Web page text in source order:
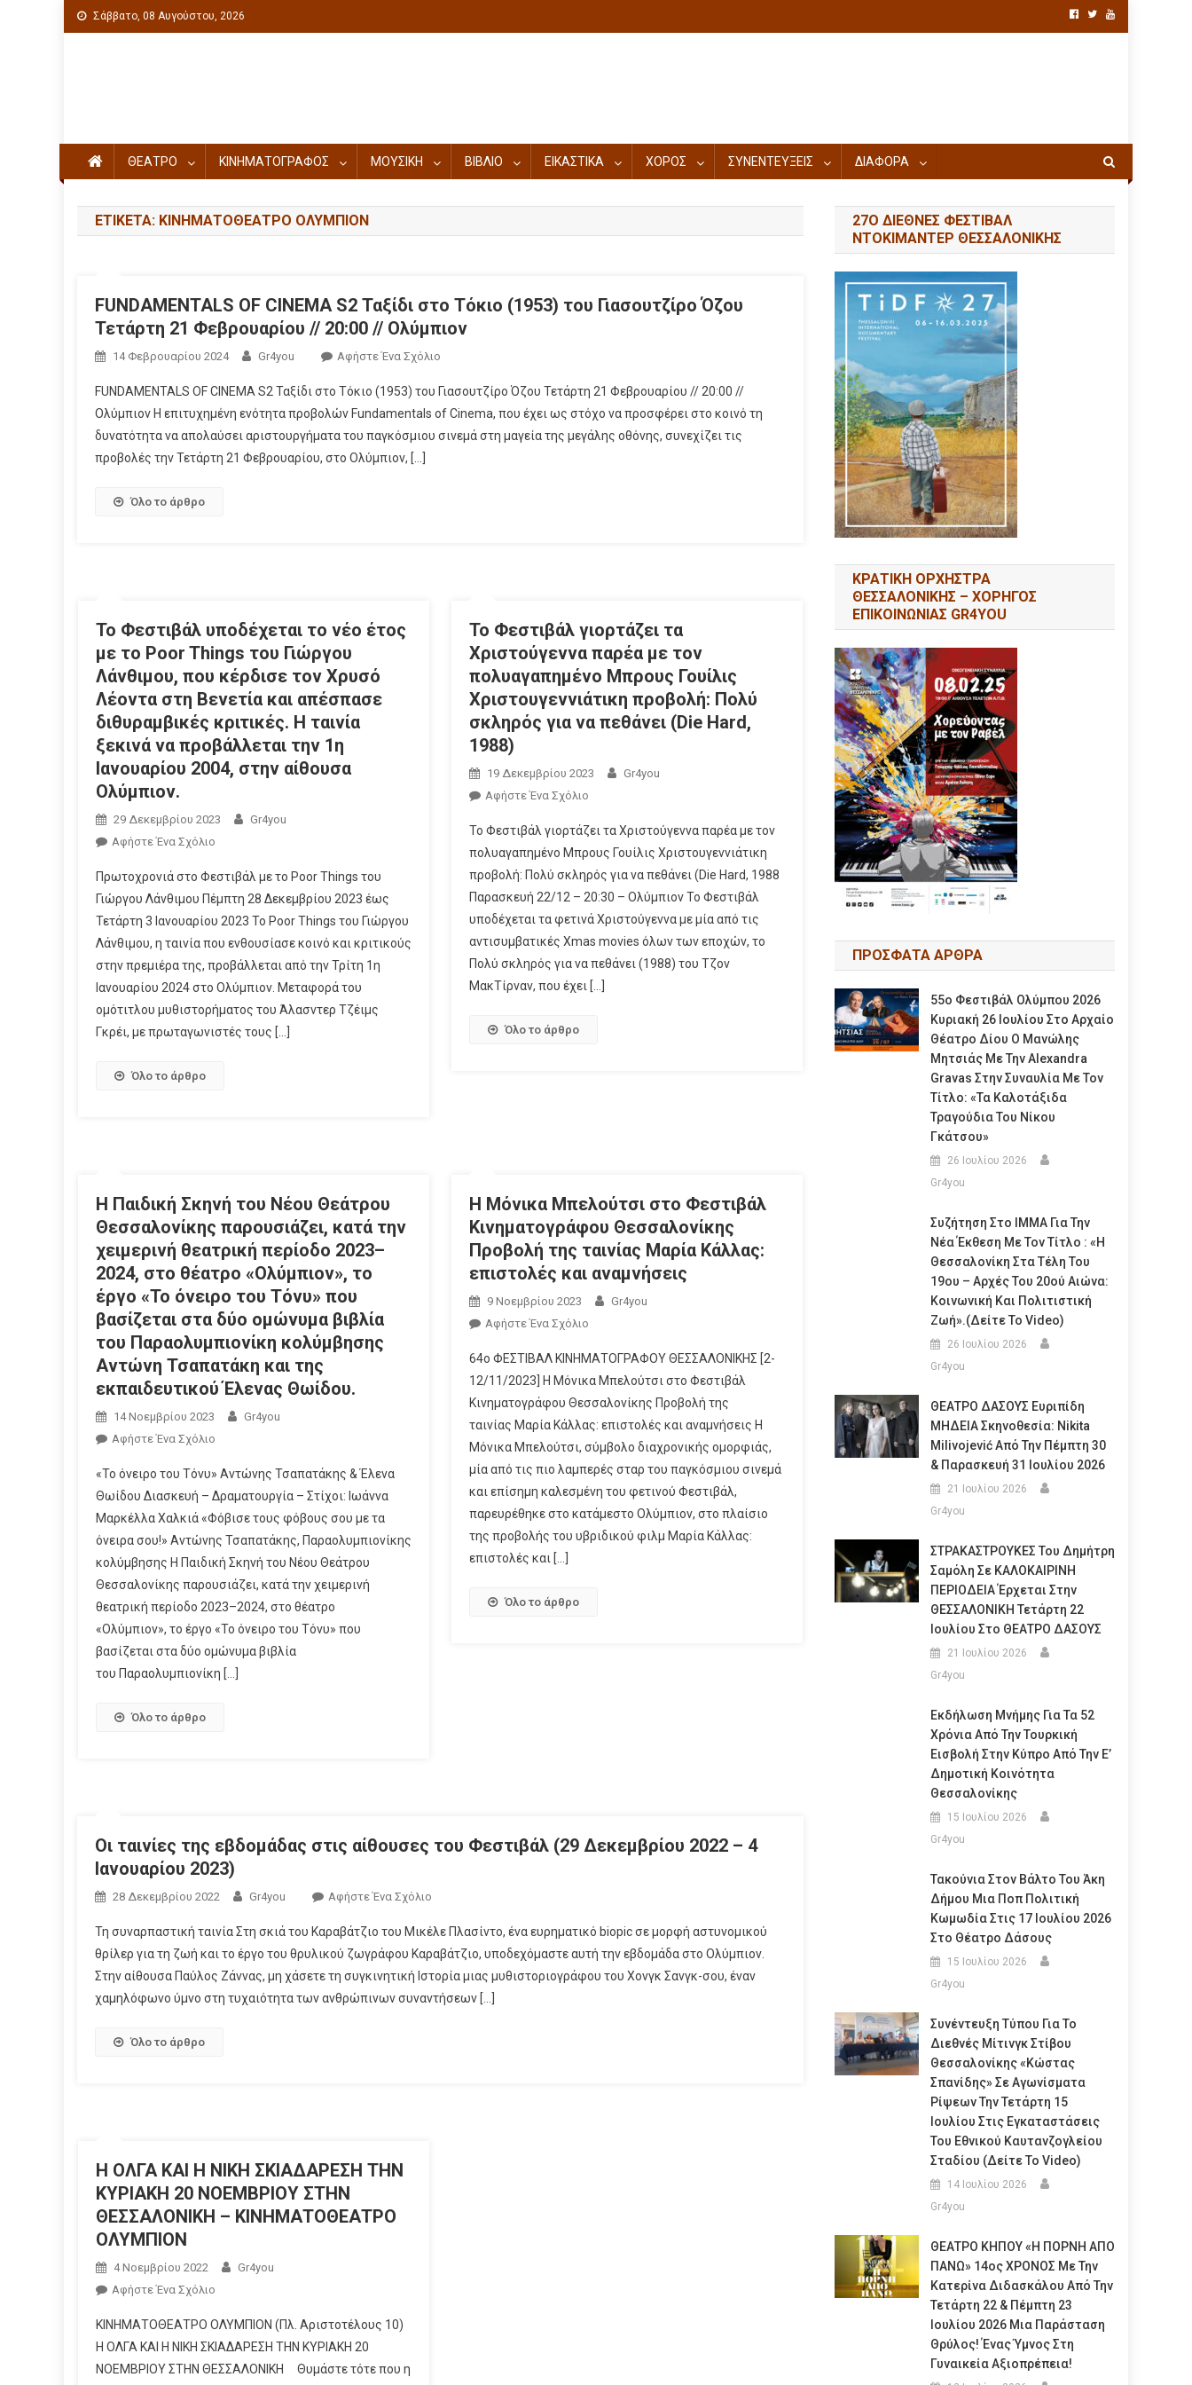
Σάββατο, 08 Αυγούστου, 2026
ΘΕΑΤΡΟ ΚΙΝΗΜΑΤΟΓΡΑΦΟΣ ΜΟΥΣΙΚΗ ΒΙΒΛΙΟ ΕΙΚΑΣΤΙΚΑ ΧΟΡΟΣ ΣΥΝΕΝΤΕΥΞΕΙΣ ΔΙΑΦΟΡΑ
ΕΤΙΚΈΤΑ: ΚΙΝΗΜΑΤΟΘΕΑΤΡΟ ΟΛΥΜΠΙΟΝ
FUNDAMENTALS OF CINEMA S2 Ταξίδι στο Τόκιο (1953) του Γιασουτζίρο Όζου
Τετάρτη 21 Φεβρουαρίου // 20:00 // Ολύμπιον
14 Φεβρουαρίου 2024 Gr4you Αφήστε Ένα Σχόλιο
FUNDAMENTALS OF CINEMA S2 Ταξίδι στο Τόκιο (1953) του Γιασουτζίρο Όζου Τετάρτη 21 Φεβρουαρίου // 20:00 //
Ολύμπιον Η επιτυχημένη ενότητα προβολών Fundamentals of Cinema, που έχει ως στόχο να προσφέρει στο κοινό τη
δυνατότητα να απολαύσει αριστουργήματα του παγκόσμιου σινεμά στη μαγεία της μεγάλης οθόνης, συνεχίζει τις
προβολές την Τετάρτη 21 Φεβρουαρίου, στο Ολύμπιον, […]
Όλο το άρθρο
Το Φεστιβάλ υποδέχεται το νέο έτος
με το Poor Things του Γιώργου
Λάνθιμου, που κέρδισε τον Χρυσό
Λέοντα στη Βενετία και απέσπασε
διθυραμβικές κριτικές. Η ταινία
ξεκινά να προβάλλεται την 1η
Ιανουαρίου 2004, στην αίθουσα
Ολύμπιον.
29 Δεκεμβρίου 2023
Gr4you
Αφήστε Ένα Σχόλιο
Πρωτοχρονιά στο Φεστιβάλ με το Poor Things του
Γιώργου Λάνθιμου Πέμπτη 28 Δεκεμβρίου 2023 έως
Τετάρτη 3 Ιανουαρίου 2023 Το Poor Things του Γιώργου
Λάνθιμου, η ταινία που ενθουσίασε κοινό και κριτικούς
στην πρεμιέρα της, προβάλλεται από την Τρίτη 1η
Ιανουαρίου 2024 στο Ολύμπιον. Μεταφορά του
ομότιτλου μυθιστορήματος του Άλασντερ Τζέιμς
Γκρέι, με πρωταγωνιστές τους […]
Όλο το άρθρο
Το Φεστιβάλ γιορτάζει τα
Χριστούγεννα παρέα με τον
πολυαγαπημένο Μπρους Γουίλις
Χριστουγεννιάτικη προβολή: Πολύ
σκληρός για να πεθάνει (Die Hard,
1988)
19 Δεκεμβρίου 2023
Gr4you
Αφήστε Ένα Σχόλιο
Το Φεστιβάλ γιορτάζει τα Χριστούγεννα παρέα με τον
πολυαγαπημένο Μπρους Γουίλις Χριστουγεννιάτικη
προβολή: Πολύ σκληρός για να πεθάνει (Die Hard, 1988
Παρασκευή 22/12 – 20:30 – Ολύμπιον Το Φεστιβάλ
υποδέχεται τα φετινά Χριστούγεννα με μία από τις
αντισυμβατικές Xmas movies όλων των εποχών, το
Πολύ σκληρός για να πεθάνει (1988) του Τζον
ΜακΤίρναν, που έχει […]
Όλο το άρθρο
Η Παιδική Σκηνή του Νέου Θεάτρου
Θεσσαλονίκης παρουσιάζει, κατά την
χειμερινή θεατρική περίοδο 2023–
2024, στο θέατρο «Ολύμπιον», το
έργο «Το όνειρο του Τόνυ» που
βασίζεται στα δύο ομώνυμα βιβλία
του Παραολυμπιονίκη κολύμβησης
Αντώνη Τσαπατάκη και της
εκπαιδευτικού Έλενας Θωίδου.
14 Νοεμβρίου 2023
Gr4you
Αφήστε Ένα Σχόλιο
«Το όνειρο του Τόνυ» Αντώνης Τσαπατάκης & Έλενα
Θωίδου Διασκευή – Δραματουργία – Στίχοι: Ιωάννα
Μαρκέλλα Χαλκιά «Φόβισε τους φόβους σου με τα
όνειρα σου!» Αντώνης Τσαπατάκης, Παραολυμπιονίκης
κολύμβησης Η Παιδική Σκηνή του Νέου Θεάτρου
Θεσσαλονίκης παρουσιάζει, κατά την χειμερινή
θεατρική περίοδο 2023–2024, στο θέατρο
«Ολύμπιον», το έργο «Το όνειρο του Τόνυ» που
βασίζεται στα δύο ομώνυμα βιβλία
του Παραολυμπιονίκη […]
Όλο το άρθρο
Η Μόνικα Μπελούτσι στο Φεστιβάλ
Κινηματογράφου Θεσσαλονίκης
Προβολή της ταινίας Μαρία Κάλλας:
επιστολές και αναμνήσεις
9 Νοεμβρίου 2023
Gr4you
Αφήστε Ένα Σχόλιο
64o ΦΕΣΤΙΒΑΛ ΚΙΝΗΜΑΤΟΓΡΑΦΟΥ ΘΕΣΣΑΛΟΝΙΚΗΣ [2-
12/11/2023] Η Μόνικα Μπελούτσι στο Φεστιβάλ
Κινηματογράφου Θεσσαλονίκης Προβολή της
ταινίας Μαρία Κάλλας: επιστολές και αναμνήσεις Η
Μόνικα Μπελούτσι, σύμβολο διαχρονικής ομορφιάς,
μία από τις πιο λαμπερές σταρ του παγκόσμιου σινεμά
και επίσημη καλεσμένη του φετινού Φεστιβάλ,
παρευρέθηκε στο κατάμεστο Ολύμπιον, στο πλαίσιο
της προβολής του υβριδικού φιλμ Μαρία Κάλλας:
επιστολές και […]
Όλο το άρθρο
Οι ταινίες της εβδομάδας στις αίθουσες του Φεστιβάλ (29 Δεκεμβρίου 2022 – 4
Iανουαρίου 2023)
28 Δεκεμβρίου 2022 Gr4you Αφήστε Ένα Σχόλιο
Τη συναρπαστική ταινία Στη σκιά του Καραβάτζιο του Μικέλε Πλασίντο, ένα ευρηματικό biopic σε μορφή αστυνομικού
θρίλερ για τη ζωή και το έργο του θρυλικού ζωγράφου Καραβάτζιο, υποδεχόμαστε αυτή την εβδομάδα στο Ολύμπιον.
Στην αίθουσα Παύλος Ζάννας, μη χάσετε τη συγκινητική Ιστορία μιας μυθιστοριογράφου του Χονγκ Σανγκ-σου, έναν
χαμηλόφωνο ύμνο στη τυχαιότητα των ανθρώπινων συναντήσεων […]
Όλο το άρθρο
Η ΟΛΓΑ ΚΑΙ Η ΝΙΚΗ ΣΚΙΑΔΑΡΕΣΗ ΤΗΝ
ΚΥΡΙΑΚΗ 20 ΝΟΕΜΒΡΙΟΥ ΣΤΗΝ
ΘΕΣΣΑΛΟΝΙΚΗ – ΚΙΝΗΜΑΤΟΘΕΑΤΡΟ
ΟΛΥΜΠΙΟΝ
4 Νοεμβρίου 2022
Gr4you
Αφήστε Ένα Σχόλιο
ΚΙΝΗΜΑΤΟΘΕΑΤΡΟ ΟΛΥΜΠΙΟΝ (Πλ. Αριστοτέλους 10)
Η ΟΛΓΑ ΚΑΙ Η ΝΙΚΗ ΣΚΙΑΔΑΡΕΣΗ ΤΗΝ ΚΥΡΙΑΚΗ 20
ΝΟΕΜΒΡΙΟΥ ΣΤΗΝ ΘΕΣΣΑΛΟΝΙΚΗ Θυμάστε τότε που η
27Ο ΔΙΕΘΝΕΣ ΦΕΣΤΙΒΑΛ
ΝΤΟΚΙΜΑΝΤΕΡ ΘΕΣΣΑΛΟΝΙΚΗΣ
ΚΡΑΤΙΚΗ ΟΡΧΗΣΤΡΑ
ΘΕΣΣΑΛΟΝΙΚΗΣ – ΧΟΡΗΓΟΣ
ΕΠΙΚΟΙΝΩΝΙΑΣ GR4YOU
ΠΡΟΣΦΑΤΑ ΑΡΘΡΑ
55ο Φεστιβάλ Ολύμπου 2026
Κυριακή 26 Ιουλίου Στο Αρχαίο
Θέατρο Δίου Ο Μανώλης
Μητσιάς Με Την Alexandra
Gravas Στην Συναυλία Με Τον
Τίτλο: «τα Καλοτάξιδα
Τραγούδια Του Νίκου
Γκάτσου»
26 Ιουλίου 2026
Gr4you
Συζήτηση Στο ΙΜΜΑ Για Την
Νέα Έκθεση Με Τον Τίτλο : «Η
Θεσσαλονίκη Στα Τέλη Του
19ου – Αρχές Του 20ού Αιώνα:
Κοινωνική Και Πολιτιστική
Ζωή».(Δείτε Το Video)
26 Ιουλίου 2026
Gr4you
ΘΕΑΤΡΟ ΔΑΣΟΥΣ Ευριπίδη
ΜΗΔΕΙΑ Σκηνοθεσία: Nikita
Milivojević Από Την Πέμπτη 30
& Παρασκευή 31 Ιουλίου 2026
21 Ιουλίου 2026
Gr4you
ΣΤΡΑΚΑΣΤΡΟΥΚΕΣ Του Δημήτρη
Σαμόλη Σε ΚΑΛΟΚΑΙΡΙΝΗ
ΠΕΡΙΟΔΕΙΑ Έρχεται Στην
ΘΕΣΣΑΛΟΝΙΚΗ Τετάρτη 22
Ιουλίου Στο ΘΕΑΤΡΟ ΔΑΣΟΥΣ
21 Ιουλίου 2026
Gr4you
Εκδήλωση Μνήμης Για Τα 52
Χρόνια Από Την Τουρκική
Εισβολή Στην Κύπρο Από Την Ε’
Δημοτική Κοινότητα
Θεσσαλονίκης
15 Ιουλίου 2026
Gr4you
Τακούνια Στον Βάλτο Του Άκη
Δήμου Μια Ποπ Πολιτική
Κωμωδία Στις 17 Ιουλίου 2026
Στο Θέατρο Δάσους
15 Ιουλίου 2026
Gr4you
Συνέντευξη Τύπου Για Το
Διεθνές Μίτινγκ Στίβου
Θεσσαλονίκης «Κώστας
Σπανίδης» Σε Αγωνίσματα
Ρίψεων Την Τετάρτη 15
Ιουλίου Στις Εγκαταστάσεις
Του Εθνικού Καυτανζογλείου
Σταδίου (Δείτε Το Video)
14 Ιουλίου 2026
Gr4you
ΘΕΑΤΡΟ ΚΗΠΟΥ «Η ΠΟΡΝΗ ΑΠΟ
ΠΑΝΩ» 14ος ΧΡΟΝΟΣ Με Την
Κατερίνα Διδασκάλου Από Την
Τετάρτη 22 & Πέμπτη 23
Ιουλίου 2026 Μια Παράσταση
Θρύλος! Ένας Ύμνος Στη
Γυναικεία Αξιοπρέπεια!